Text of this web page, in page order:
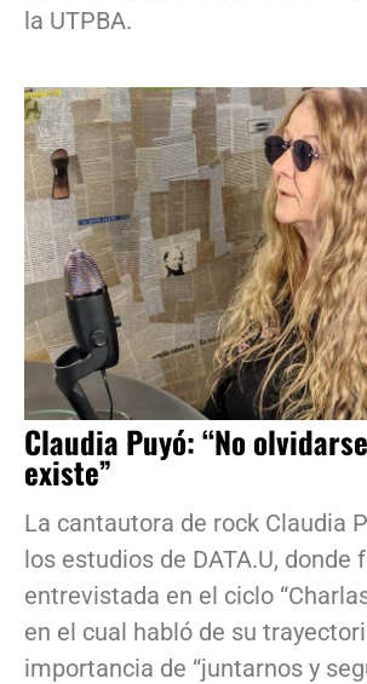
la UTPBA.
Claudia Puyó: “No
existe”
La cantautora de rock Claudia
los estudios de DATA.U, donde
entrevistada en el ciclo
en el cual habló de su
importancia de “juntarnos y